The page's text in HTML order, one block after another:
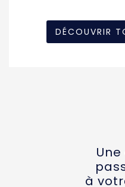
DÉCOUVRIR
à